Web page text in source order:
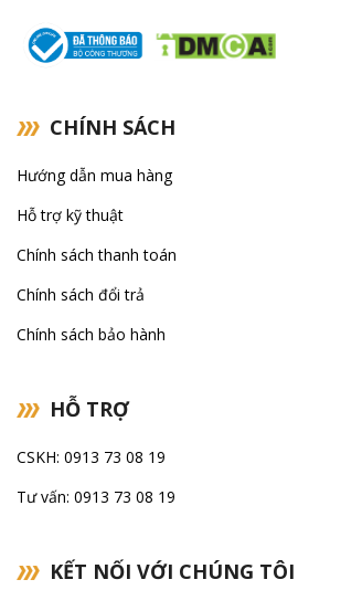
CHÍNH SÁCH
Hướng dẫn mua hàng
Hỗ trợ kỹ thuật
Chính sách thanh toán
Chính sách đổi trả
Chính sách bảo hành
HỖ TRỢ
CSKH: 0913 73 08 19
Tư vấn: 0913 73 08 19
KẾT NỐI VỚI CHÚNG TÔI